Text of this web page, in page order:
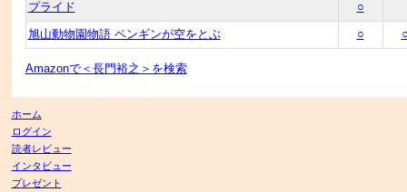
プライド ○
旭山動物園物語 ペンギンが空をとぶ ○
Amazonで＜長門裕之＞を検索
ホーム
ログイン
読者レビュー
インタビュー
プレゼント